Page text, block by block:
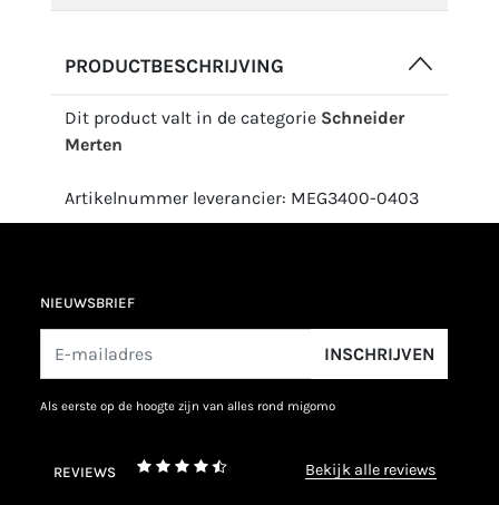
PRODUCTBESCHRIJVING
Dit product valt in de categorie Schneider
Merten
Artikelnummer leverancier: MEG3400-0403
NIEUWSBRIEF
INSCHRIJVEN
als eerste op de hoogte zijn van alles rond migomo
REVIEWS bekijk alle reviews